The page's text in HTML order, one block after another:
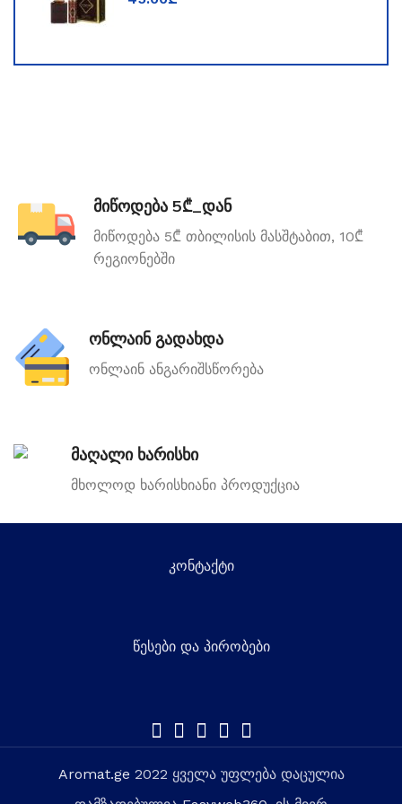
მიწოდება 5₾_დან
მიწოდება 5₾ თბილისის მასშტაბით, 10₾
რეგიონებში
ონლაინ გადახდა
ონლაინ ანგარიშსწორება
მაღალი ხარისხი
მხოლოდ ხარისხიანი პროდუქცია
კონტაქტი
წესები და პირობები
Aromat.ge 2022 ყველა უფლება დაცულია